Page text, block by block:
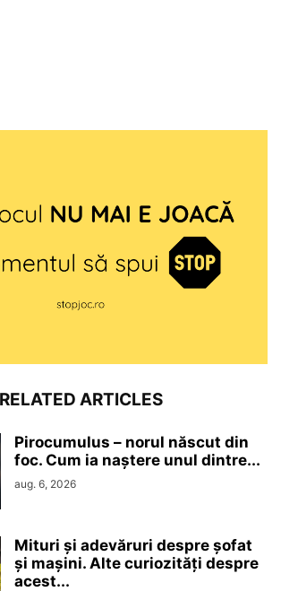
RELATED ARTICLES
Pirocumulus – norul născut din
foc. Cum ia naștere unul dintre...
aug. 6, 2026
Mituri și adevăruri despre șofat
și mașini. Alte curiozități despre
acest...